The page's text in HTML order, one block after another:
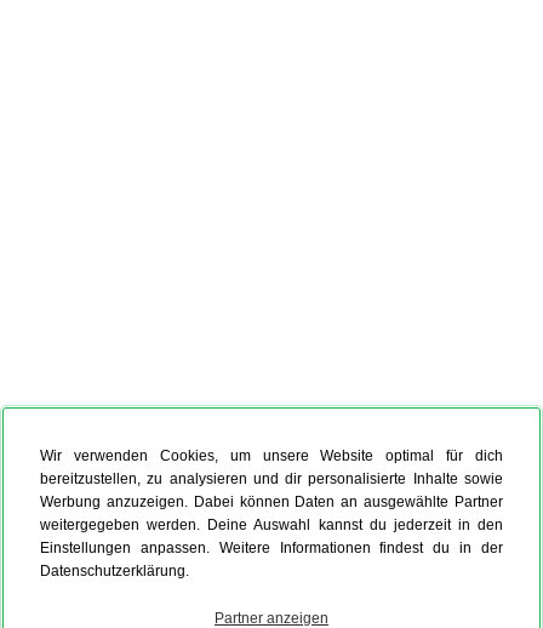
Wir verwenden Cookies, um unsere Website optimal für dich
bereitzustellen, zu analysieren und dir personalisierte Inhalte sowie
Werbung anzuzeigen. Dabei können Daten an ausgewählte Partner
weitergegeben werden. Deine Auswahl kannst du jederzeit in den
Einstellungen anpassen. Weitere Informationen findest du in der
Datenschutzerklärung.
Partner anzeigen